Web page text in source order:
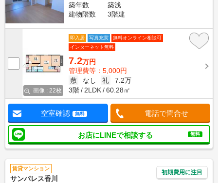
築年数
築浅
建物階数
3階建
画像 : 22枚
即入居 写真充実
無料オンライン相談可
インターネット無料
7.2万円
管理費等：5,000円
敷
なし 礼
7.2万
3階
2LDK 60.28㎡
空室確認 無料 電話で問合せ
お店にLINEで相談する 無料
賃貸マンション
サンパレス香川
初期費用に注目